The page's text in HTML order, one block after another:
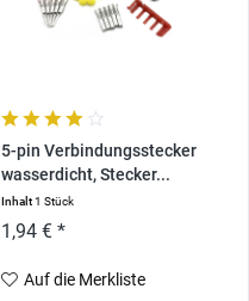
5-pin Verbindungsstecker
wasserdicht, Stecker...
Inhalt1 Stück
1,94 € *
Auf die Merkliste